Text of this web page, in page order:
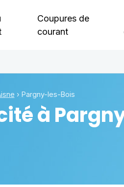
Coupures de
courant
› Pargny-les-Bois
à